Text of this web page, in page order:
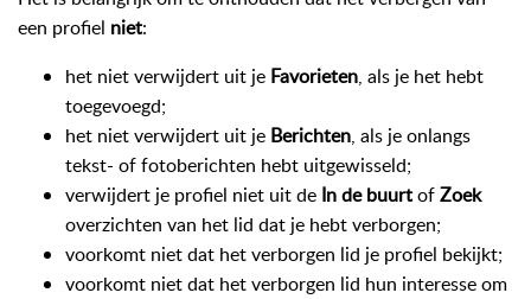
een profiel niet:
het niet verwijdert uit je Favorieten, als je het hebt
toegevoegd;
het niet verwijdert uit je Berichten, als je onlangs
tekst- of fotoberichten hebt uitgewisseld;
verwijdert je profiel niet uit de In de buurtofZoek
overzichten van het lid dat je hebt verborgen;
voorkomt niet dat het verborgen lid je profiel bekijkt;
voorkomt niet dat het verborgen lid hun interesse om